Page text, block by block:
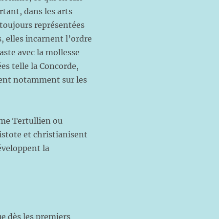
dans les arts
représentées
elles incarnent l’ordre
avec la mollesse
telle la Concorde,
notamment sur les
Tertullien ou
et christianisent
la
dès les premiers